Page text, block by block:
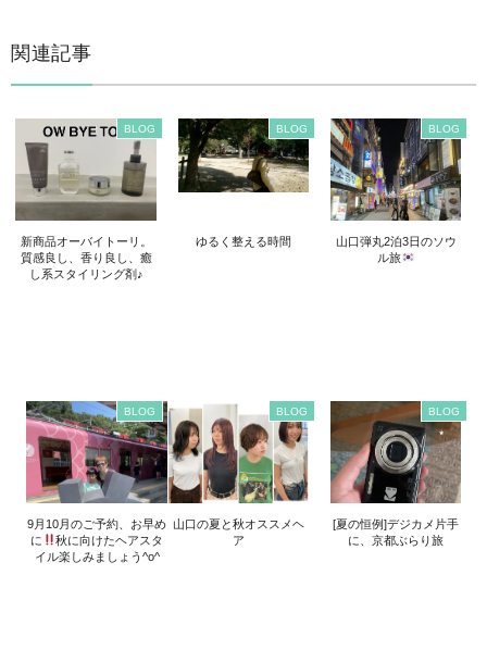
関連記事
BLOG
新商品オーバイトーリ。
質感良し、香り良し、癒
し系スタイリング剤♪
BLOG
ゆるく整える時間
BLOG
山口弾丸2泊3日のソウ
ル旅
BLOG
9月10月のご予約、お早め
に
秋に向けたヘアスタ
イル楽しみましょう^o^
BLOG
山口の夏と秋オススメヘ
ア
BLOG
[夏の恒例]デジカメ片手
に、京都ぶらり旅